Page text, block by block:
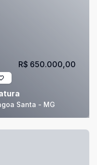
Santa - MG
R$ 650.000,00